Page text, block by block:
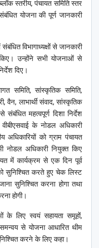
स्तरीय, पंचायत समिति स्तर
योजना की पूर्ण जानकारी
विभागाध्यक्षों से जानकारी
उन्होंने सभी योजनाओं से
दिए।
समिति, सांस्कृतिक समिति,
वैन, लाभार्थी संवाद, सांस्कृतिक
महत्वपूर्ण दिशा निर्देश
के नोडल अधिकारी
अधिकारियों को ग्राम पंचायत
नोडल अधिकारी नियुक्त किए
में कार्यक्रम से एक दिन पूर्व
करते हुए चेक लिस्ट
सुनिश्चित करना होगा तथा
होगी।
के लिए स्वयं सहायता समूहों,
समन्वय से योजना आधारित थीम
करने के लिए कहा।